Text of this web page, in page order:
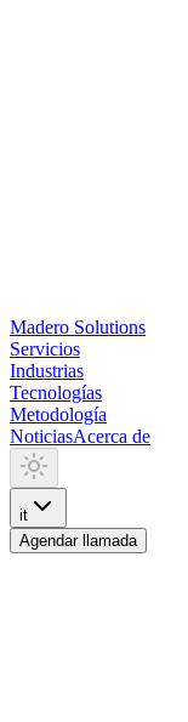
Madero Solutions
Servicios
Industrias
Tecnologías
Metodología
NoticiasAcerca de
it
Agendar llamada